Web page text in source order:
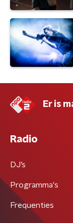
Er is
Radio
DJ’s
Programma's
Frequenties